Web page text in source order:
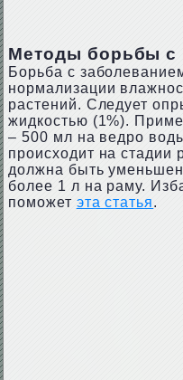
Методы борьбы с
Борьба с
нормализации
растений. Следует
жидкостью (1%).
– 500 мл на ведро
происходит на стадии
должна быть
более 1 л на раму.
поможет эта статья.